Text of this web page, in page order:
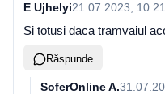
E Ujhelyi21.07.2023, 10:21
Si totusi daca tramvaiul
Răspunde
SoferOnline A.